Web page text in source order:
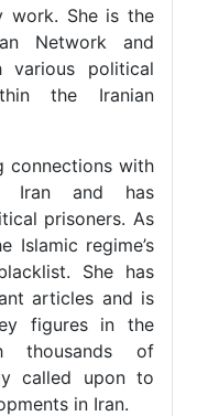
work. She is the
Network and
various political
within the Iranian
connections with
Iran and has
prisoners. As
the Islamic regime’s
blacklist. She has
articles and is
key figures in the
thousands of
called upon to
in Iran.